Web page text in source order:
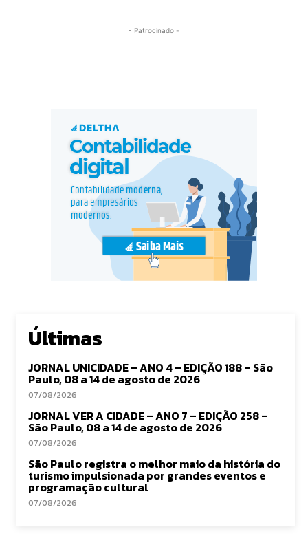
- Patrocinado -
Últimas
JORNAL UNICIDADE – ANO 4 – EDIÇÃO 188 – São
Paulo, 08 a 14 de agosto de 2026
07/08/2026
JORNAL VER A CIDADE – ANO 7 – EDIÇÃO 258 –
São Paulo, 08 a 14 de agosto de 2026
07/08/2026
São Paulo registra o melhor maio da história do
turismo impulsionada por grandes eventos e
programação cultural
07/08/2026